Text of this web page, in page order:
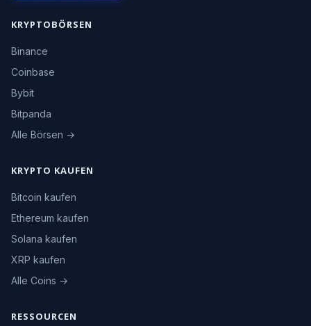
KRYPTOBÖRSEN
Binance
Coinbase
Bybit
Bitpanda
Alle Börsen →
KRYPTO KAUFEN
Bitcoin kaufen
Ethereum kaufen
Solana kaufen
XRP kaufen
Alle Coins →
RESSOURCEN